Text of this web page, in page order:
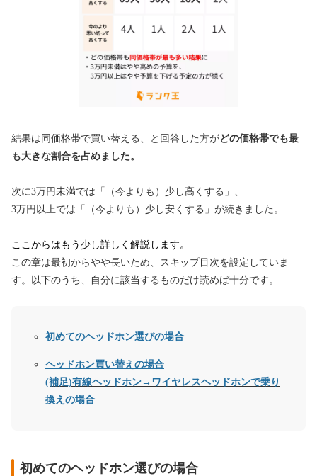
結果は同価格帯で買い替える、と回答した方がどの価格帯でも最
も大きな割合を占めました。
次に3万円未満では「（今よりも）少し高くする」、
3万円以上では「（今よりも）少し安くする」が続きました。
ここからはもう少し詳しく解説します。
この章は最初からやや長いため、スキップ目次を設定していま
す。
以下のうち、自分に該当するものだけ読めば十分です。
初めてのヘッドホン選びの場合
ヘッドホン買い替えの場合
(補足)有線ヘッドホン→ワイヤレスヘッドホンで乗り
換えの場合
初めてのヘッドホン選びの場合